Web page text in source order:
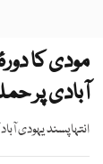
مودی کا
آبادی پر
انتہاپسند یہودی